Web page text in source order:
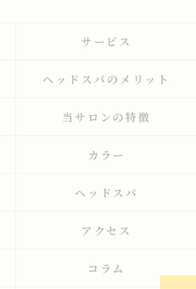
サービス
ヘッドスパのメリット
当サロンの特徴
カラー
ヘッドスパ
アクセス
コラム